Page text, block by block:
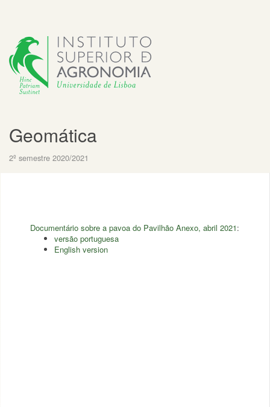
Geomática
2º semestre 2020/2021
Documentário sobre a pavoa do Pavilhão Anexo, abril 2021:
versão portuguesa
English version